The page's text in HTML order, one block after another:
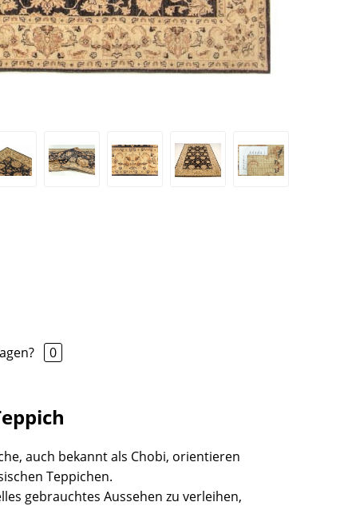
0
auch bekannt als Chobi, orientieren
Teppichen.
gebrauchtes Aussehen zu verleihen,